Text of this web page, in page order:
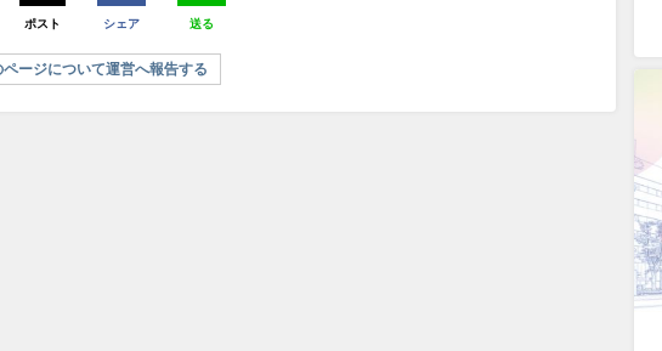
ポスト シェア 送る
ージについて運営へ報告する